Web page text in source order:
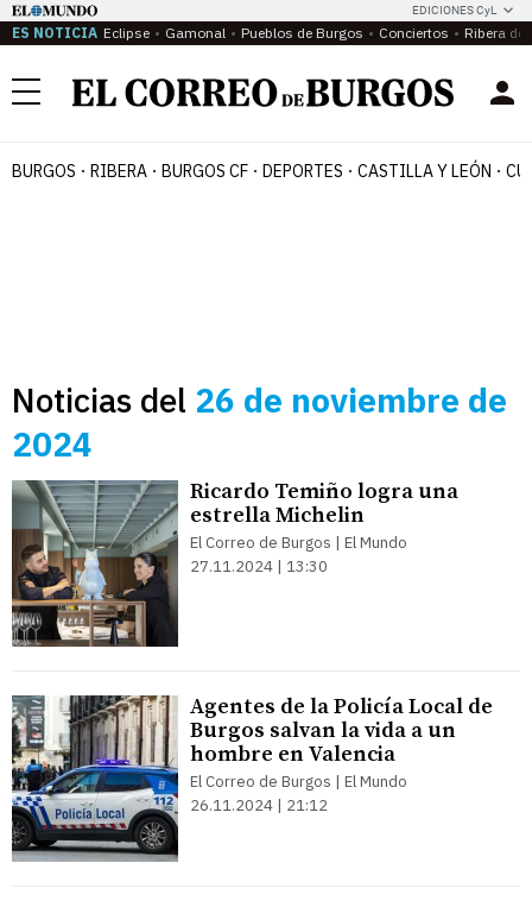
EDICIONES CyL
ES NOTICIA Eclipse Gamonal Pueblos de Burgos Conciertos Ribera del
Menú
BURGOS RIBERA BURGOS CF DEPORTES CASTILLA Y LEÓN
Noticias del 26 de noviembre de
2024
Ricardo Temiño logra una
estrella Michelin
El Correo de Burgos | El Mundo
27.11.2024 | 13:30
Agentes de la Policía Local de
Burgos salvan la vida a un
hombre en Valencia
El Correo de Burgos | El Mundo
26.11.2024 | 21:12